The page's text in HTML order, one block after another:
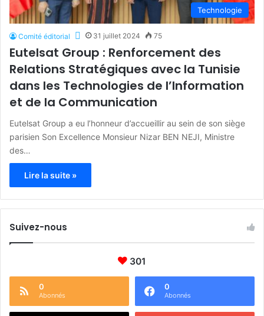
Technologie
Comité éditorial 31 juillet 2024 75
Eutelsat Group : Renforcement des
Relations Stratégiques avec la Tunisie
dans les Technologies de l’Information
et de la Communication
Eutelsat Group a eu l’honneur d’accueillir au sein de son siège
parisien Son Excellence Monsieur Nizar BEN NEJI, Ministre
des…
Lire la suite »
Suivez-nous
301
0
Abonnés
0
Abonnés